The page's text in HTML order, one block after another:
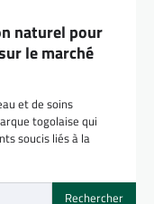
naturel pour
le marché
et de soins
togolaise qui
soucis liés à la